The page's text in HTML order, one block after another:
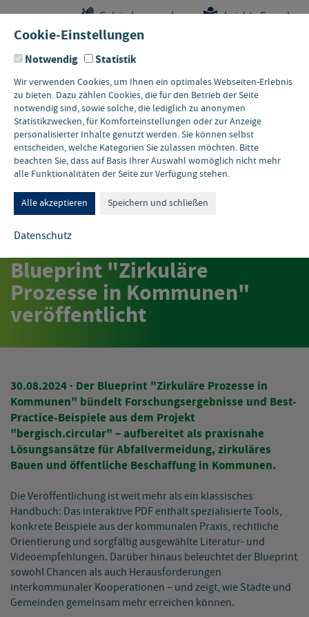
Kontakt
Gebärdensprache Leichte Sprache
Wegweiser für die
kommunale
Kreislaufwirtschaft:
Blueprint "Zirkuläre
Prozesse in Kommunen"
veröffentlicht
30.08.2024 · Der Blueprint "Zirkuläre Prozesse in
Kommunen" bündelt Forschungsergebnisse und Best-
Practice-Beispiele aus dem Projekt
"bergisch.circular" – aufbereitet als praxisnahe
Lösungsansätze für Abfallvermeidung, zirkuläres
Bauen und öffentliche Beschaffung in Kommunen.
Die Veröffentlichung ist weit mehr als ein klassisches
Handbuch: Das interaktive PDF enthält spezialisierte Tools,
konkrete Beispiele aus der kommunalen Praxis, rechtliche
Orientierung und sorgfältig ausgewählte Literatur- und
Videoempfehlungen. Darüber hinaus beleuchtet der Blueprint
sowohl Chancen als auch Herausforderungen
interkommunaler Kooperationen – und zeigt, wie Städte und
Gemeinden gemeinsam mehr erreichen können.
Cookie-Einstellungen
Notwendig Statistik
Wir verwenden Cookies, um Ihnen ein optimales Webseiten-Erlebnis
zu bieten. Dazu zählen Cookies, die für den Betrieb der Seite
notwendig sind, sowie solche, die lediglich zu anonymen
Statistikzwecken, für Komforteinstellungen oder zur Anzeige
personalisierter Inhalte genutzt werden. Sie können selbst
entscheiden, welche Kategorien Sie zulassen möchten. Bitte
beachten Sie, dass auf Basis Ihrer Auswahl womöglich nicht mehr
alle Funktionalitäten der Seite zur Verfügung stehen.
Alle akzeptieren Speichern und schließen
Datenschutz